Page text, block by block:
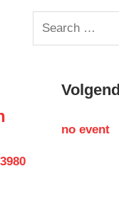
Looise
Search
for:
no event